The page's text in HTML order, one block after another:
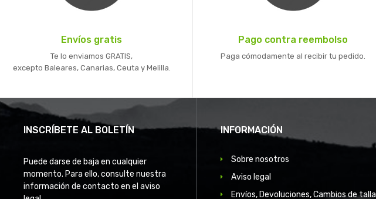
Envíos gratis
Te lo enviamos GRATIS,
excepto Baleares, Canarias, Ceuta y Melilla.
Pago contra reembolso
Paga cómodamente al recibir tu pedido.
INSCRÍBETE AL BOLETÍN
Puede darse de baja en cualquier
momento. Para ello, consulte nuestra
información de contacto en el aviso
INFORMACIÓN
Sobre nosotros
Aviso legal
Envíos, Devoluciones, Cambios de talla